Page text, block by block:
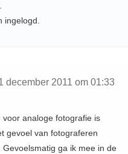
ingelogd.
2011 om 01:33
analoge fotografie is
gevoel van fotograferen
ga ik mee in de